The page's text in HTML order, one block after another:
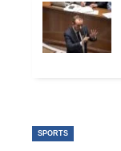
SPORTS